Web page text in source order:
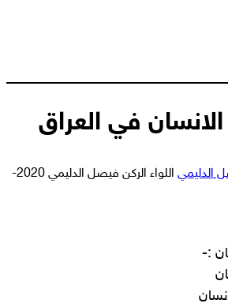
في العراق
اللواء الركن فيصل الدليمي أرسل 2020-